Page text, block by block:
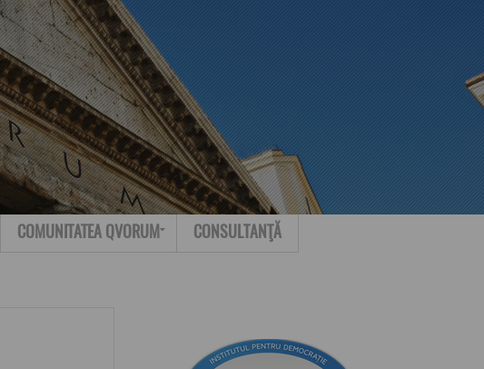
COMUNITATEA QVORUM CONSULTANŢĂ